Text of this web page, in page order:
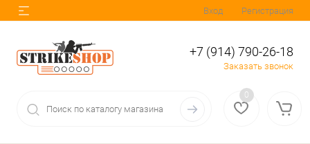
Вход Регистрация
+7 (914) 790-26-18
Заказать звонок
0